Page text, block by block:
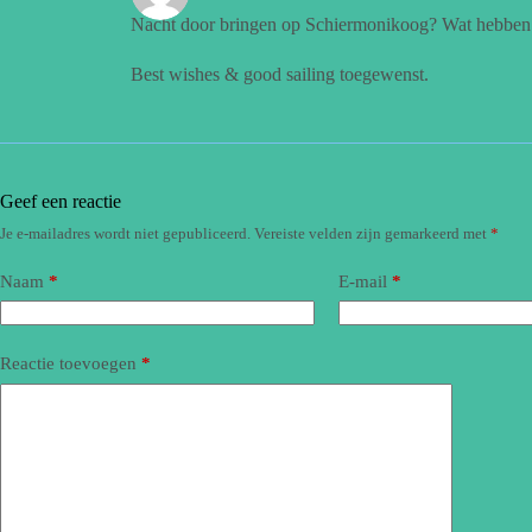
Nacht door bringen op Schiermonikoog? Wat
Best wishes & good sailing toegewenst.
Geef een reactie
Je e-mailadres wordt niet gepubliceerd. Vereiste velden zijn gemarkeerd met *
Naam * E-mail *
Reactie toevoegen *